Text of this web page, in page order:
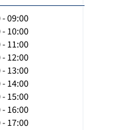
09:00
10:00
- 11:00
- 12:00
- 13:00
- 14:00
- 15:00
- 16:00
- 17:00